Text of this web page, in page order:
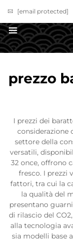
[email protected]
prezzo
I prezzi dei
considerazione
settore della
versatili,
32 once, offrono
fresco. I prezzi
fattori, tra cui la
la qualità del
presentano
di rilascio del
alla tecnologia
sia modelli base